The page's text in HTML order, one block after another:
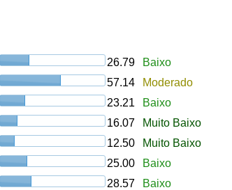
26.79
Baixo
57.14
Moderado
23.21
Baixo
16.07
Muito Baixo
12.50
Muito Baixo
25.00
Baixo
28.57
Baixo